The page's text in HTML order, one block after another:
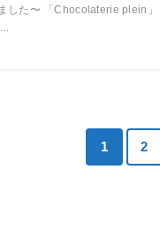
した〜 「Chocolaterie plein」
1 2